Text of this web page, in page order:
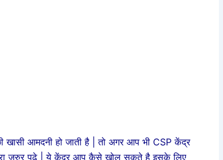
खासी आमदनी हो जाती है | तो अगर आप भी CSP केंद्र
जरुर पढ़े | ये केंद्र आप कैसे खोल सकते है इसके लिए